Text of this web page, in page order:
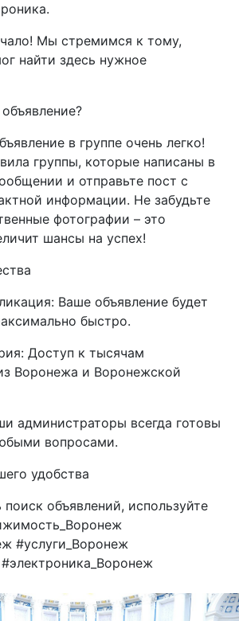
Мы стремимся к тому,
найти здесь нужное
в группе очень легко!
группы, которые написаны в
и отправьте пост с
информации. Не забудьте
фотографии – это
шансы на успех!
Ваше объявление будет
быстро.
Доступ к тысячам
Воронежа и Воронежской
администраторы всегда готовы
вопросами.
удобства
объявлений, используйте
#услуги_Воронеж